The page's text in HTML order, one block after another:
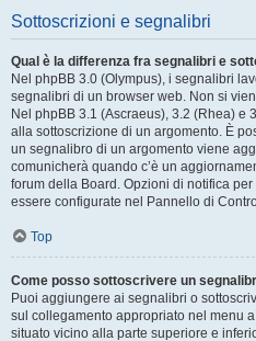
Sottoscrizioni e segnalibri
Qual è la differenza fra segnalibri e
Nel phpBB 3.0 (Olympus), i segnalibri
segnalibri di un browser web. Non si
Nel phpBB 3.1 (Ascraeus), 3.2 (Rhea) e
alla sottoscrizione di un argomento. È
un segnalibro di un argomento viene
comunicherà quando c’è un
forum della Board. Opzioni di notifica
essere configurate nel Pannello di
Top
Come posso sottoscrivere un
Puoi aggiungere ai segnalibri o
sul collegamento appropriato nel menu
situato vicino alla parte superiore e